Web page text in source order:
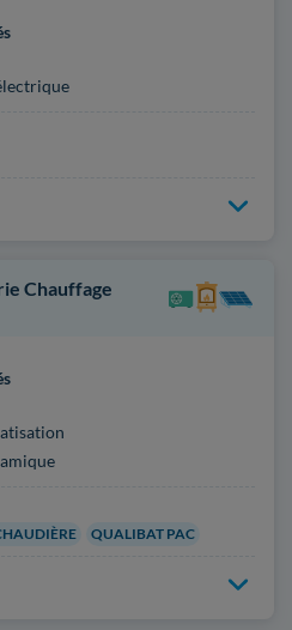
Chauffage
QUALIBAT PAC